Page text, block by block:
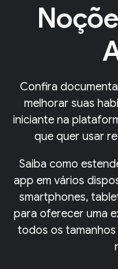
Confira
melhorar suas
iniciante na
que quer usar
Saiba como
app em vários
smartphones,
para oferecer uma
todos os